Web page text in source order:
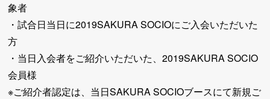
象者
・試合日当日に2019SAKURA SOCIOにご入会いただいた
方
・当日入会者をご紹介いただいた、2019SAKURA SOCIO
会員様
※ご紹介者認定は、当日SAKURA SOCIOブースにて新規ご